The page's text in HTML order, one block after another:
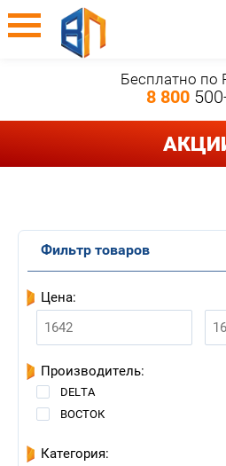
Бесплатно по
8 800
Фильтр товаров
Цена:
Производитель:
DELTA
ВОСТОК
Категория: